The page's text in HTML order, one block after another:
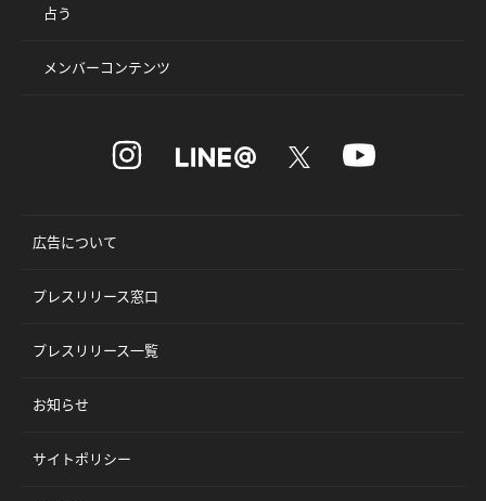
占う
メンバーコンテンツ
広告について
プレスリリース窓口
プレスリリース一覧
お知らせ
サイトポリシー